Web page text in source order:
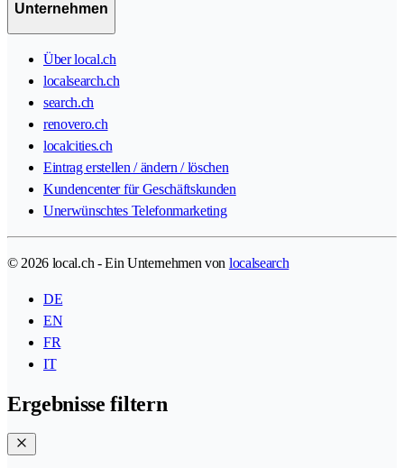
Unternehmen
Über local.ch
localsearch.ch
search.ch
renovero.ch
localcities.ch
Eintrag erstellen / ändern / löschen
Kundencenter für Geschäftskunden
Unerwünschtes Telefonmarketing
© 2026 local.ch - Ein Unternehmen von localsearch
DE
EN
FR
IT
Ergebnisse filtern